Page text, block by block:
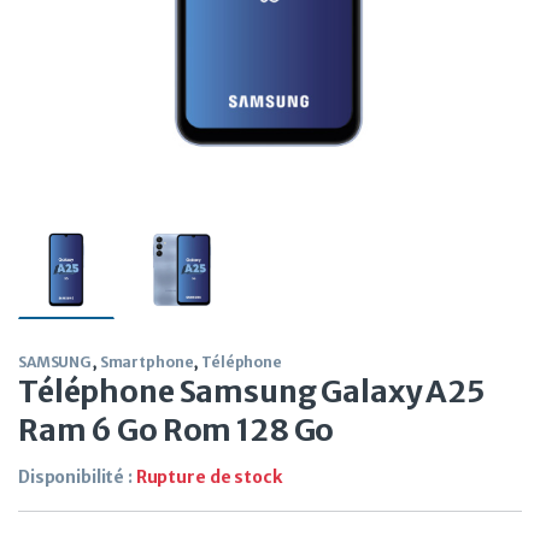
SAMSUNG, Smartphone, Téléphone
Téléphone Samsung Galaxy A25
Ram 6 Go Rom 128 Go
Disponibilité : Rupture de stock